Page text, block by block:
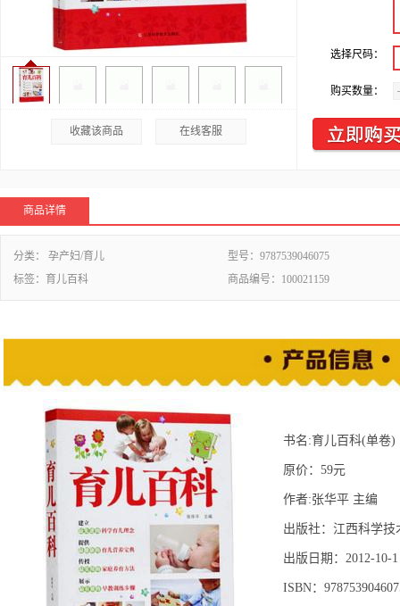
收藏该商品 在线客服
选择尺码：
购买数量：
商品详情
分类： 孕产妇/育儿 型号： 9787539046075
标签：
育儿百科 商品编号： 100021159
书名:育儿百科(单卷)
原价：59元
作者:张华平 主编
出版社：江西科学技
出版日期：2012-10-1
ISBN：